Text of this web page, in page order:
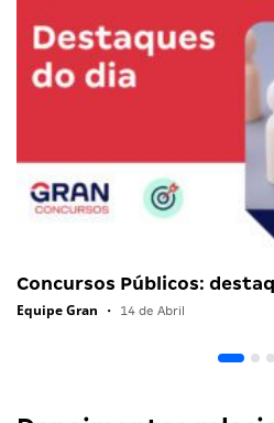
Concursos Públicos:
Equipe Gran • 14 de Abril